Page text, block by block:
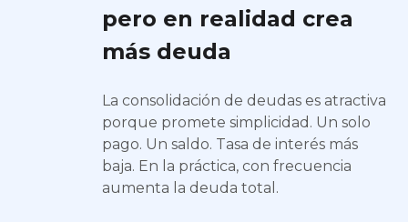
pero en realidad crea
más deuda
La consolidación de deudas es atractiva
porque promete simplicidad. Un solo
pago. Un saldo. Tasa de interés más
baja. En la práctica, con frecuencia
aumenta la deuda total.